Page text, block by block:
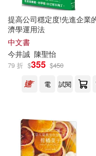
今井公文(1)
今井壽(1)
今井幸充(1)
今井志保子(1)
時報出版(1)
東京ニュース通信
東方出版社(1)
河出書房新社(1)
提高公司穩定度!先進企業
濟學運用法
中文書
今井誠 陳聖怡
79 折 $355 $450
電
試閱